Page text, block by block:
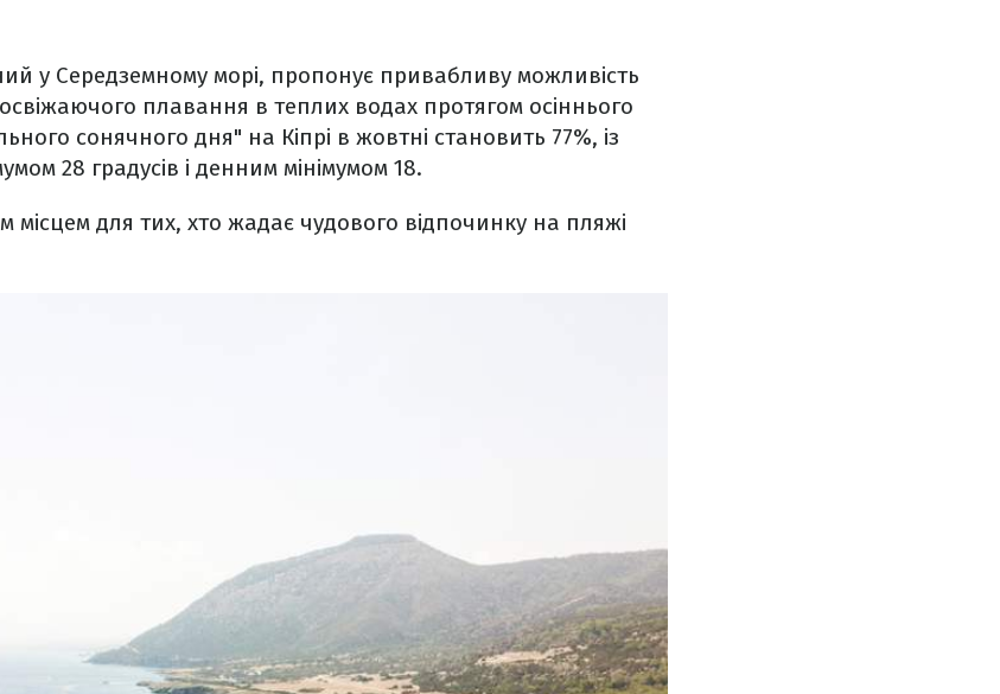
у Середземному морі, пропонує привабливу можливість
плавання в теплих водах протягом осіннього
сонячного дня" на Кіпрі в жовтні становить 77%, із
28 градусів і денним мінімумом 18.
місцем для тих, хто жадає чудового відпочинку на пляжі